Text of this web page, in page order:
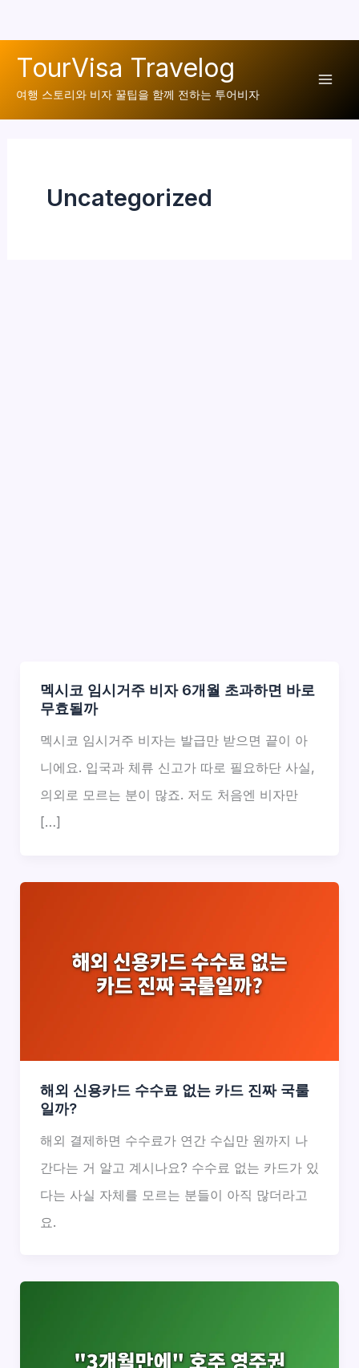
TourVisa Travelog
여행 스토리와 비자 꿀팁을 함께 전하는 투어비자
Uncategorized
멕시코 임시거주 비자 6개월 초과하면 바로
무효될까
멕시코 임시거주 비자는 발급만 받으면 끝이 아
니에요. 입국과 체류 신고가 따로 필요하단 사실,
의외로 모르는 분이 많죠. 저도 처음엔 비자만
[…]
해외 신용카드 수수료 없는 카드 진짜 국룰
일까?
해외 결제하면 수수료가 연간 수십만 원까지 나
간다는 거 알고 계시나요? 수수료 없는 카드가 있
다는 사실 자체를 모르는 분들이 아직 많더라고
요.